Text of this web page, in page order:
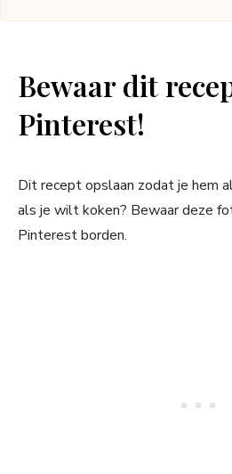
Bewaar dit
Pinterest!
Dit recept opslaan zodat je hem
als je wilt koken? Bewaar deze
Pinterest borden.